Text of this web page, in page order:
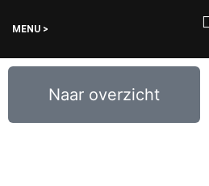
MENU >
Naar overzicht
0,00